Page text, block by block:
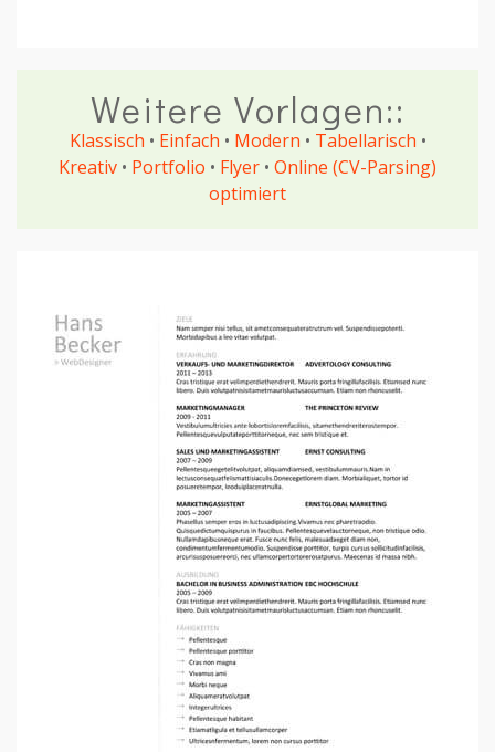
Weitere Vorlagen::
Klassisch • Einfach • Modern • Tabellarisch •
Kreativ • Portfolio • Flyer • Online (CV-Parsing)
optimiert